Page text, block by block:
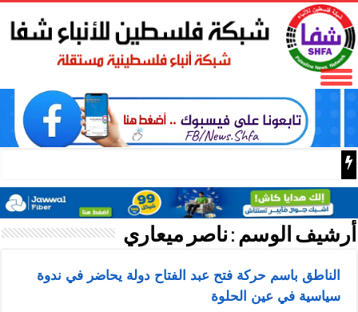
البر الرئيسي ينتقد سلطات الحزب الديمقراطي التقدمي
أرشيف الوسم : ناصر ميعاري
الناطق باسم حركة فتح عبد الفتاح دولة يحاضر في ندوة
سياسية في عين الحلوة